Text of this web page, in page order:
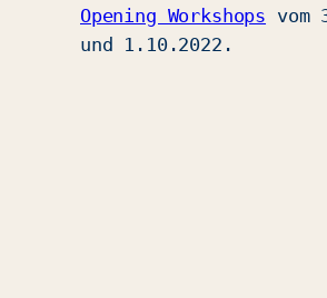
Opening Workshops vom
und 1.10.2022.